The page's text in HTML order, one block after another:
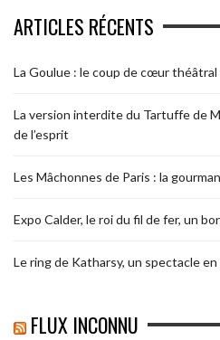
ARTICLES RÉCENTS
La Goulue : le coup de cœur théâtral
La version interdite du Tartuffe de
de l’esprit
Les Mâchonnes de Paris : la
Expo Calder, le roi du fil de fer, un
Le ring de Katharsy, un spectacle
FLUX INCONNU